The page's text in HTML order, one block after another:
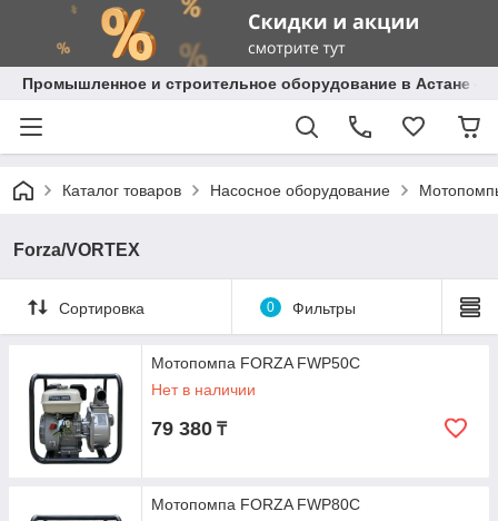
Промышленное и строительное оборудование в Астане с
Каталог товаров Насосное оборудование
Forza/VORTEX
Сортировка 0 Фильтры
Мотопомпа FORZA FWP50C
Нет в наличии
79 380 ₸
Мотопомпа FORZA FWP80C